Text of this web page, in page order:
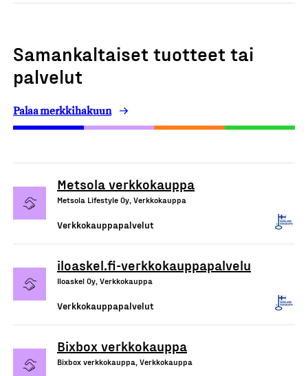
Samankaltaiset tuotteet tai
palvelut
Palaa merkkihakuun
Metsola verkkokauppa
Metsola Lifestyle Oy, Verkkokauppa
Verkkokauppapalvelut
iloaskel.fi-verkkokauppapalvelu
Iloaskel Oy, Verkkokauppa
Verkkokauppapalvelut
Bixbox verkkokauppa
Bixbox verkkokauppa, Verkkokauppa